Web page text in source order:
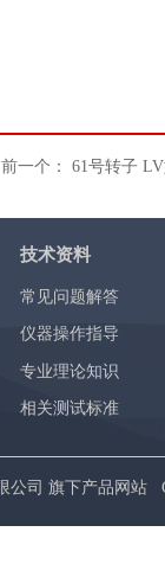
前一个： 61号转子
公司 旗下产品网站
常见问题解答
仪器操作指导
专业理论知识
相关测试标准
技术资料